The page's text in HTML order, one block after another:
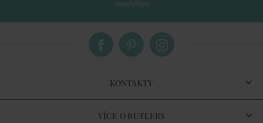
newsletteru
KONTAKTY
VÍCE O BUTLERS